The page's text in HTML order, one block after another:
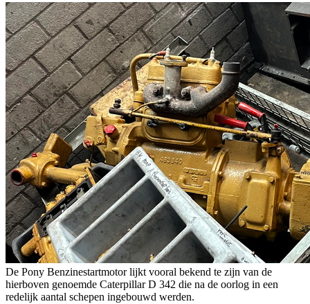
De Pony Benzinestartmotor lijkt vooral bekend te zijn van de
hierboven genoemde Caterpillar D 342 die na de oorlog in een
redelijk aantal schepen ingebouwd werden.